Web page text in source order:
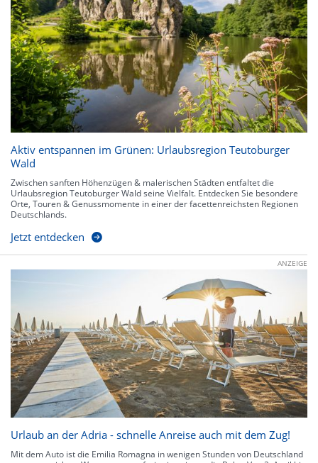
Aktiv entspannen im Grünen: Urlaubsregion Teutoburger
Wald
Zwischen sanften Höhenzügen & malerischen Städten entfaltet die
Urlaubsregion Teutoburger Wald seine Vielfalt. Entdecken Sie besondere
Orte, Touren & Genussmomente in einer der facettenreichsten Regionen
Deutschlands.
Jetzt entdecken
ANZEIGE
Urlaub an der Adria - schnelle Anreise auch mit dem Zug!
Mit dem Auto ist die Emilia Romagna in wenigen Stunden von Deutschland